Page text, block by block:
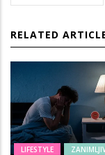
RELATED
LIFESTYLE